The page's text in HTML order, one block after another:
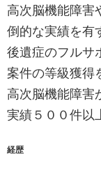
高次脳機能障害
倒的な実績を有
後遺症のフルサ
案件の等級獲得
高次脳機能障害
実績５００件以
経歴